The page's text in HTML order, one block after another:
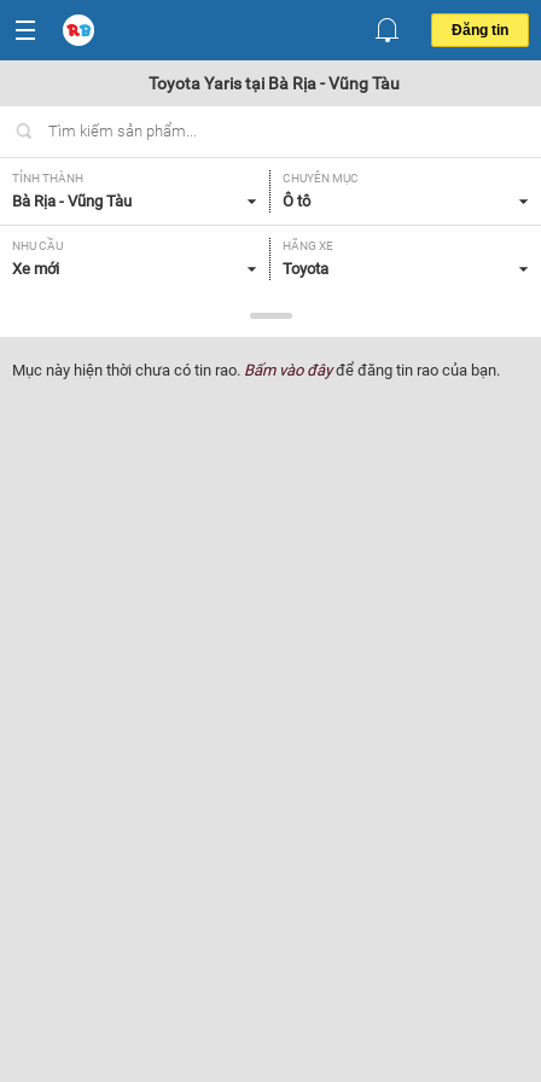
Đăng tin
Toyota Yaris tại Bà Rịa - Vũng Tàu
TỈNH THÀNH
Bà Rịa - Vũng Tàu
CHUYÊN MỤC
Ô tô
NHU CẦU
Xe mới
HÃNG XE
Toyota
Yaris
NĂM SẢN XUẤT
Tất cả
GIÁ XE XUẤT XỨ
Mục này hiện thời chưa có tin rao. Bấm vào đâyđể đăng tin rao của bạn.